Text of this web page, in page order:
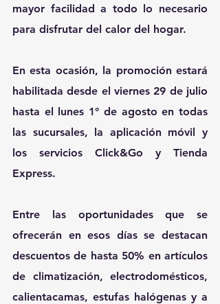
mayor facilidad a todo lo necesario
para disfrutar del calor del hogar.
En esta ocasión, la promoción estará
habilitada desde el viernes 29 de julio
hasta el lunes 1° de agosto en todas
las sucursales, la aplicación móvil y
los servicios Click&Go y Tienda
Express.
Entre las oportunidades que se
ofrecerán en esos días se destacan
descuentos de hasta 50% en artículos
de climatización, electrodomésticos,
calientacamas, estufas halógenas y a